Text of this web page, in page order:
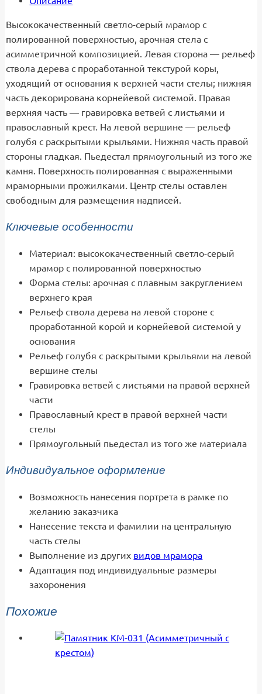
Высококачественный светло-серый мрамор с
полированной поверхностью, арочная стела с
асимметричной композицией. Левая сторона — рельеф
ствола дерева с проработанной текстурой коры,
уходящий от основания к верхней части стелы; нижняя
часть декорирована корнейевой системой. Правая
верхняя часть — гравировка ветвей с листьями и
православный крест. На левой вершине — рельеф
голубя с раскрытыми крыльями. Нижняя часть правой
стороны гладкая. Пьедестал прямоугольный из того же
камня. Поверхность полированная с выраженными
мраморными прожилками. Центр стелы оставлен
свободным для размещения надписей.
Ключевые особенности
Материал: высококачественный светло-серый
мрамор с полированной поверхностью
Форма стелы: арочная с плавным закруглением
верхнего края
Рельеф ствола дерева на левой стороне с
проработанной корой и корнейевой системой у
основания
Рельеф голубя с раскрытыми крыльями на левой
вершине стелы
Гравировка ветвей с листьями на правой верхней
части
Православный крест в правой верхней части
стелы
Прямоугольный пьедестал из того же материала
Индивидуальное оформление
Возможность нанесения портрета в рамке по
желанию заказчика
Нанесение текста и фамилии на центральную
часть стелы
Выполнение из других видов мрамора
Адаптация под индивидуальные размеры
захоронения
Похожие